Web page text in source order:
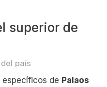
superior de
país
específicos de Palaos